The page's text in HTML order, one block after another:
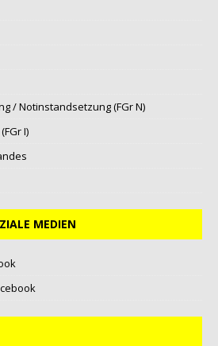
/ Notinstandsetzung (FGr N)
I)
MEDIEN